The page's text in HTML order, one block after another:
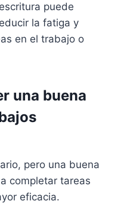
puede
la fatiga y
en el trabajo o
una buena
pero una buena
completar tareas
eficacia.